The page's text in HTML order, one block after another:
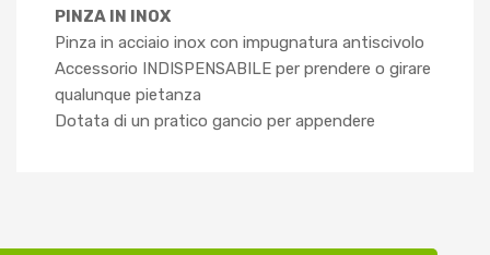
PINZA IN INOX
Pinza in acciaio inox con impugnatura antiscivolo
Accessorio INDISPENSABILE per prendere o girare
qualunque pietanza
Dotata di un pratico gancio per appendere